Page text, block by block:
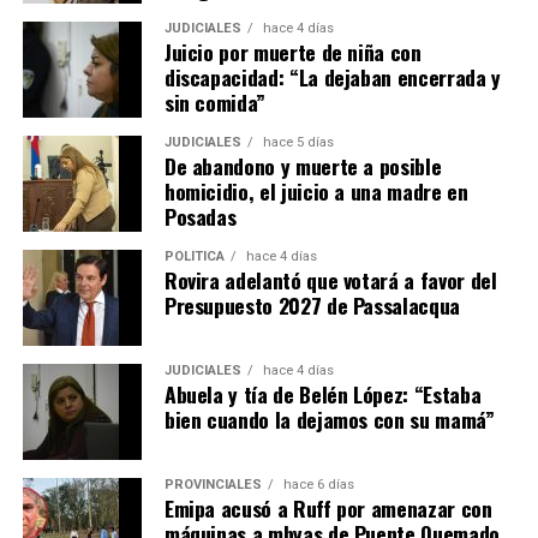
efectuará en un plazo de 10 días hábiles.
– El propietario no puede negarse a recibir las llaves ni
poner condiciones para aceptarlas, aunque puede dejar
asentado por escrito que quedan deudas pendientes por
reclamar después.
– En el caso de que hayamenores o adultos en
situación de desamparado,
intervención obligatoria a los organismos de protección
locales y al Ministerio Público Tutelar.
Expropiaciones
– La declaración de utilidad pública se deberá aplicar de
manera restrictiva declaración de “utilidad pública”
deberá interpretarse de manera restrictiva.
– El Estado deberá fundamentar los motivos claramente
de esa medida.
JUDICIALES hace 4 días
Juicio por muerte de niña con
discapacidad: “La dejaban encerrada y
sin comida”
JUDICIALES hace 5 días
De abandono y muerte a posible
homicidio, el juicio a una madre en
Posadas
POLÍTICA hace 4 días
Rovira adelantó que votará a favor del
Presupuesto 2027 de Passalacqua
JUDICIALES hace 4 días
Abuela y tía de Belén López: “Estaba
bien cuando la dejamos con su mamá”
PROVINCIALES hace 6 días
Emipa acusó a Ruff por amenazar con